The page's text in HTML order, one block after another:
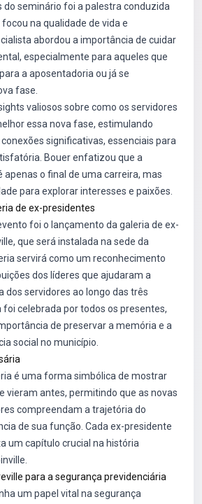
do seminário foi a palestra conduzida
na qualidade de vida e
abordou a importância de cuidar
especialmente para aqueles que
a aposentadoria ou já se
fase.
valiosos sobre como os servidores
essa nova fase, estimulando
significativas, essenciais para
Bouer enfatizou que a
apenas o final de uma carreira, mas
para explorar interesses e paixões.
de ex-presidentes
foi o lançamento da galeria de ex-
que será instalada na sede da
servirá como um reconhecimento
dos líderes que ajudaram a
dos servidores ao longo das três
foi celebrada por todos os presentes,
de preservar a memória e a
social no município.
é uma forma simbólica de mostrar
vieram antes, permitindo que as novas
compreendam a trajetória do
de sua função. Cada ex-presidente
um capítulo crucial na história
para a segurança previdenciária
um papel vital na segurança